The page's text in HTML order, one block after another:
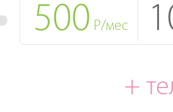
500 Р/мес
+